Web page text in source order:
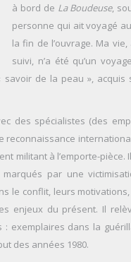
à bord de La Boudeuse,
personne qui ait voyagé
la fin de l’ouvrage. Ma
suivi, n’a été qu’un
savoir de la peau »,
des spécialistes (des
militant à l’emporte-
par une
le conflit, leurs
enjeux du présent. Il
: exemplaires dans la
des années 1980.